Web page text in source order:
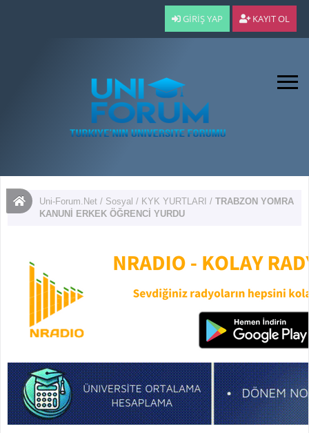
GIRIŞ YAP KAYIT OL
Uni-Forum.Net / Sosyal / KYK YURTLARI /TRABZON YOMRA
KANUNİ ERKEK ÖĞRENCİ YURDU